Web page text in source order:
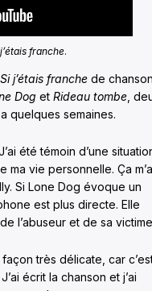
franche.
Si j’étais franche de
Dog et Rideau tombe ,
quelques semaines.
été témoin d’une
ma vie personnelle. Ça m’a
Si Lone Dog évoque un
est plus directe. Elle
l’abuseur et de sa
très délicate, car
écrit la chanson et j’ai